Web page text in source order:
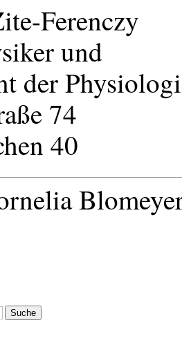
Ferenczy
und
der
74
40
Suche